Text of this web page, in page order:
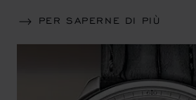
PER SAPERNE DI PIÙ